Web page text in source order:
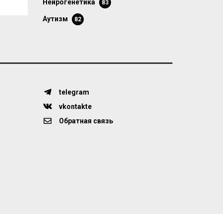
нейрогенетика 83
аутизм 82
telegram
vkontakte
Обратная связь